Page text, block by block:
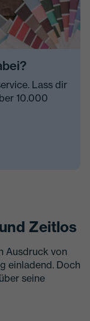
Lass dir
10.000
Zeitlos
Ausdruck von
einladend. Doch
seine